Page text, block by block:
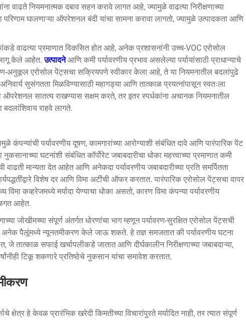
वाढते नियमनात्मक दबाव सहन करावे लागत आहे, ज्यामुळे वाढत्या निरीक्षणाच्या
घालणाऱ्या ऑपरेशनल बंदी यांचा सामना करावा लागतो, ज्यामुळे उत्पादकता आणि
वाढत्या प्रमाणात विकसित होत आहे, अनेक प्रशासनांनी उच्च-VOC एरोसोल
लागू केले आहेत.उत्पादनेआणि कमी पर्यावरणीय प्रभाव असलेल्या पर्यायांसाठी प्राधान्याचे
अनुकूल एरोसोल पेंट्सचा सक्रियपणे स्वीकार केला आहे, ते या नियमनातील बदलांपुढे
सुसंगतता मिळविण्यासाठी महागड्या आणि तात्काळ प्रयत्नांपासून स्वतःला
ऑपरेशनल सातत्य राखण्यास सक्षम करते, तर इतर स्पर्धकांना अचानक नियमनातील
बदलांशिवाय राहवे लागते.
कंपन्यांची पर्यावरणीय दूषण, कामगारांच्या आरोग्याशी संबंधित दावे आणि पारंपारिक पेंट
नुकसानाच्या घटनांशी संबंधित कॉर्पोरेट जबाबदारीचा धोका महत्त्वाच्या प्रमाणात कमी
वाढती मान्यता देत आहेत आणि अनेकदा पर्यावरणीय जबाबदारीच्या प्रति समर्पितता
विशेष दर आणि विमा अटींची ऑफर करतात. पारंपारिक एरोसोल पेंट्सचा वापर
विमा कव्हरेजमध्ये मर्यादा येण्याचा धोका असतो, कारण विमा कंपन्या पर्यावरणीय
आहेत.
जोखीमच्या संपूर्ण अंतर्गत धोरणांचा भाग म्हणून पर्यावरण-सुरक्षित एरोसोल पेंट्सची
अनेक पैलूंमध्ये न्यूनतमीकरण केले जाऊ शकते. हे तज्ञ समजतात की पर्यावरणीय घटना
जे तात्काळ सफाई खर्चापलीकडे जातात आणि दीर्घकालीन निरीक्षणाच्या जबाबदाऱ्या,
टिकू शकणारे प्रतिष्ठेचे नुकसान यांचा समावेश करतात.
हे केवळ प्रारंभिक खरेदी किमतीच्या विचारांपुरते मर्यादित नाही, तर त्यात संपूर्ण